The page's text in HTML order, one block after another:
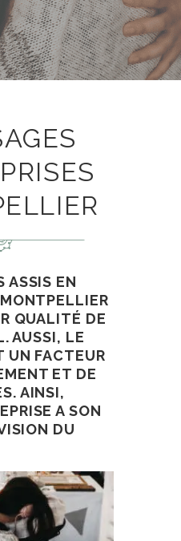
ASSIS EN
QUALITÉ DE
AUSSI, LE
UN FACTEUR
ET DE
AINSI,
A SON
DU